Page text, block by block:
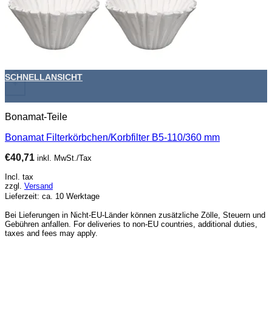
+
SCHNELLANSICHT
Bonamat-Teile
Bonamat Filterkörbchen/Korbfilter B5-110/360 mm
€40,71 inkl. MwSt./Tax
Incl. tax
zzgl. Versand
Lieferzeit: ca. 10 Werktage
Bei Lieferungen in Nicht-EU-Länder können zusätzliche Zölle, Steuern und
Gebühren anfallen. For deliveries to non-EU countries, additional duties,
taxes and fees may apply.